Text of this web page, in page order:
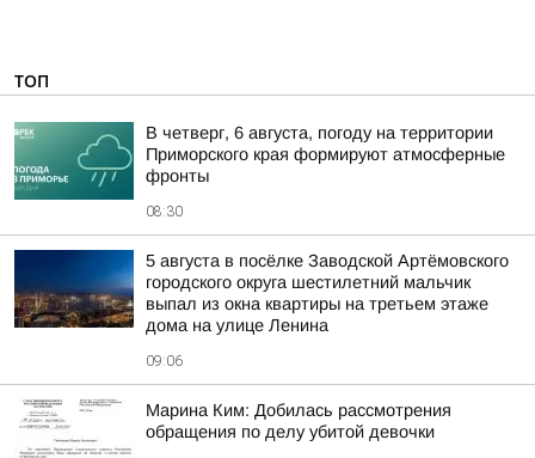
ТОП
В четверг, 6 августа, погоду на территории
Приморского края формируют атмосферные
фронты
08:30
5 августа в посёлке Заводской Артёмовского
городского округа шестилетний мальчик
выпал из окна квартиры на третьем этаже
дома на улице Ленина
09:06
Марина Ким: Добилась рассмотрения
обращения по делу убитой девочки